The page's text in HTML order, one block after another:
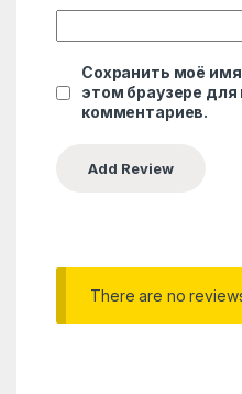
Сохранить моё
этом браузере
комментариев.
There are no